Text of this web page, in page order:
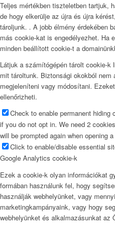
Teljes mértékben tiszteletben tartjuk,
de hogy elkerülje az újra és újra
tároljunk. . A jobb élmény érdekében
más cookie-kat is engedélyezhet. Ha
minden beállított cookie-t a
Látjuk a számítógépén tárolt cookie-
mit tároltunk. Biztonsági okokból
megjeleníteni vagy módosítani.
ellenőrizheti.
Check to enable permanent hiding
if you do not opt in. We need 2
will be prompted again when opening
Click to enable/disable essential
Google Analytics cookie-k
Ezek a cookie-k olyan információkat
formában használunk fel, hogy
használják webhelyünket, vagy
marketingkampányaink, vagy hogy
webhelyünket és alkalmazásunkat az